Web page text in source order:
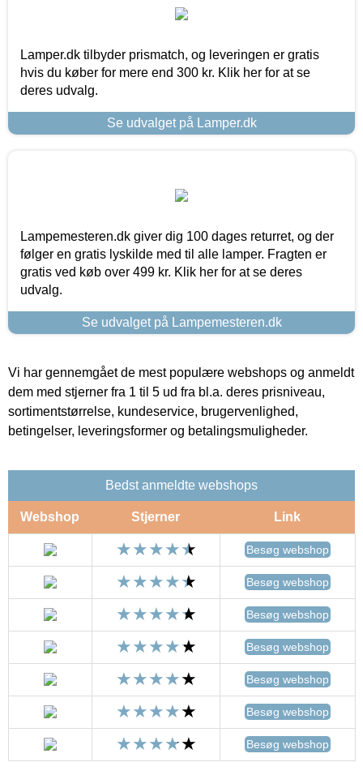
Lamper.dk tilbyder prismatch, og leveringen er gratis
hvis du køber for mere end 300 kr. Klik her for at se
deres udvalg.
Se udvalget på Lamper.dk
Lampemesteren.dk giver dig 100 dages returret, og der
følger en gratis lyskilde med til alle lamper. Fragten er
gratis ved køb over 499 kr. Klik her for at se deres
udvalg.
Se udvalget på Lampemesteren.dk
Vi har gennemgået de mest populære webshops og anmeldt
dem med stjerner fra 1 til 5 ud fra bl.a. deres prisniveau,
sortimentstørrelse, kundeservice, brugervenlighed,
betingelser, leveringsformer og betalingsmuligheder.
Bedst anmeldte webshops
Webshop Stjerner Link
Besøg webshop
Besøg webshop
Besøg webshop
Besøg webshop
Besøg webshop
Besøg webshop
Besøg webshop